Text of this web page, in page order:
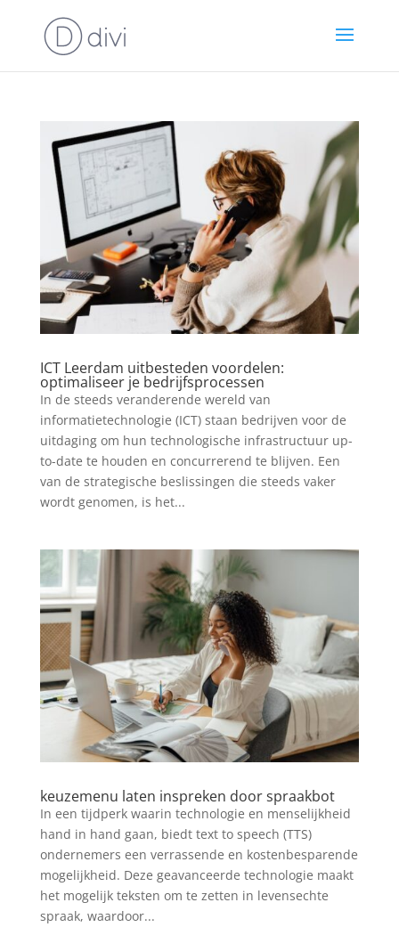
ICT Leerdam uitbesteden voordelen:
optimaliseer je bedrijfsprocessen
In de steeds veranderende wereld van
informatietechnologie (ICT) staan bedrijven voor de
uitdaging om hun technologische infrastructuur up-
to-date te houden en concurrerend te blijven. Een
van de strategische beslissingen die steeds vaker
wordt genomen, is het...
keuzemenu laten inspreken door spraakbot
In een tijdperk waarin technologie en menselijkheid
hand in hand gaan, biedt text to speech (TTS)
ondernemers een verrassende en kostenbesparende
mogelijkheid. Deze geavanceerde technologie maakt
het mogelijk teksten om te zetten in levensechte
spraak, waardoor...